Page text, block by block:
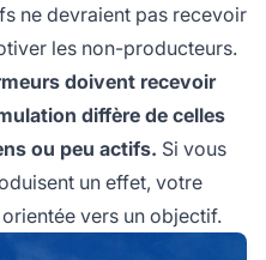
ne devraient pas recevoir
les non-producteurs.
doivent recevoir
diffère de celles
ou peu actifs. Si vous
un effet, votre
vers un objectif.